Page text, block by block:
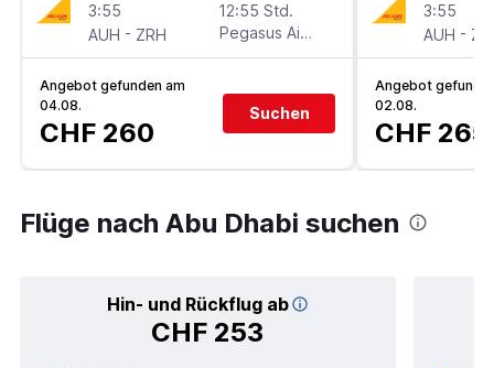
3:55
AUH - ZRH
12:55 Std.
Pegasus Airlines
Angebot gefunden am
04.08.
CHF 260
Suchen
3:55
AUH -
Angebot
02.08.
CHF 265
Flüge nach Abu Dhabi suchen
Hin- und Rückflug ab
CHF 253